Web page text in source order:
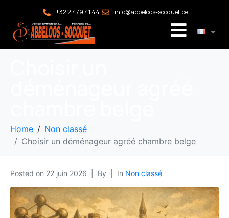
+32 2 479 41 44 info@abbeloos-socquet.be
Home
Non classé
Choisir un déménageur agréé chambre belge
Posted on 22 juin 2026 By In Non classé